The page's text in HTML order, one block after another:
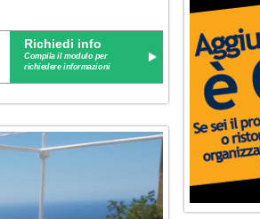
Richiedi info
Compila il modulo per
richiedere informazioni